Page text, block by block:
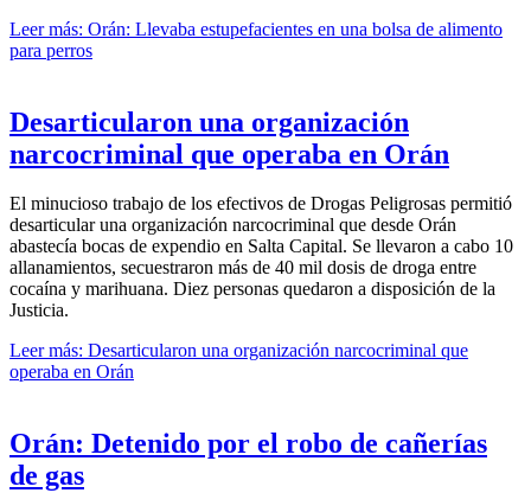
Leer más: Orán: Llevaba estupefacientes en una bolsa de alimento
para perros
Desarticularon una organización
narcocriminal que operaba en Orán
El minucioso trabajo de los efectivos de Drogas Peligrosas permitió
desarticular una organización narcocriminal que desde Orán
abastecía bocas de expendio en Salta Capital. Se llevaron a cabo 10
allanamientos, secuestraron más de 40 mil dosis de droga entre
cocaína y marihuana. Diez personas quedaron a disposición de la
Justicia.
Leer más: Desarticularon una organización narcocriminal que
operaba en Orán
Orán: Detenido por el robo de cañerías
de gas